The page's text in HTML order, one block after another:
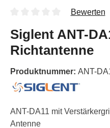
Bewerten
Siglent ANT-
Richtantenne
Produktnummer: ANT-
ANT-DA11 mit
Antenne